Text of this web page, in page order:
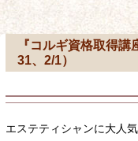
『コルギ資格取得講
31、2/1）
エステティシャンに大人